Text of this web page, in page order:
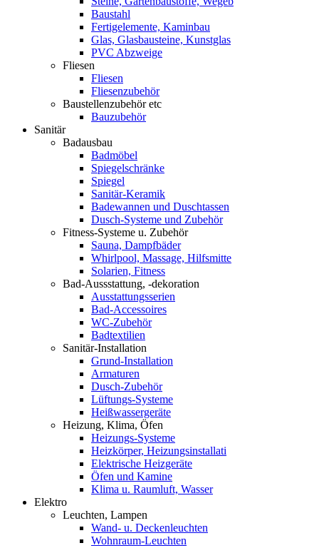
Baustahl
Fertigelemente, Kaminbau
Glas, Glasbausteine, Kunstglas
PVC Abzweige
Fliesen
Fliesen
Fliesenzubehör
Baustellenzubehör etc
Bauzubehör
Sanitär
Badausbau
Badmöbel
Spiegelschränke
Spiegel
Sanitär-Keramik
Badewannen und Duschtassen
Dusch-Systeme und Zubehör
Fitness-Systeme u. Zubehör
Sauna, Dampfbäder
Whirlpool, Massage, Hilfsmitte
Solarien, Fitness
Bad-Aussstattung, -dekoration
Ausstattungsserien
Bad-Accessoires
WC-Zubehör
Badtextilien
Sanitär-Installation
Grund-Installation
Armaturen
Dusch-Zubehör
Lüftungs-Systeme
Heißwassergeräte
Heizung, Klima, Öfen
Heizungs-Systeme
Heizkörper, Heizungsinstallati
Elektrische Heizgeräte
Öfen und Kamine
Klima u. Raumluft, Wasser
Elektro
Leuchten, Lampen
Wand- u. Deckenleuchten
Wohnraum-Leuchten